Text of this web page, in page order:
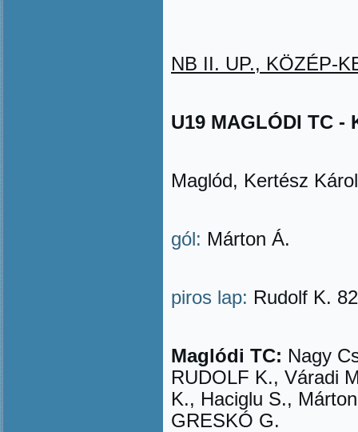
NB II. UP., KÖZÉP-
U19 MAGLÓDI TC -
Maglód, Kertész
gól: Márton Á.
piros lap: Rudolf K.
Maglódi TC: Nagy
RUDOLF K., Váradi
K., Haciglu S.,
GRESKÓ G.